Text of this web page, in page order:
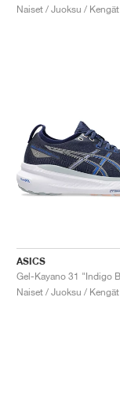
Naiset / Juoksu / Kengät
ASICS
Naiset / Juoksu / Kengät